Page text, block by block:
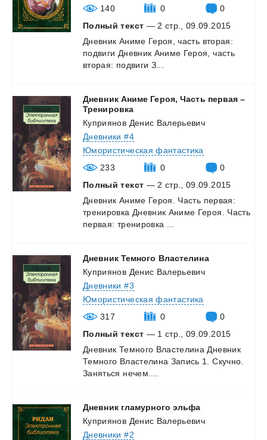
140
0
0
Полный текст — 2 стр., 09.09.2015
Дневник Аниме Героя, часть вторая:
подвиги Дневник Аниме Героя,
часть
вторая: подвиги З...
Дневник Аниме Героя, Часть первая –
Тренировка
Куприянов Денис Валерьевич
Дневники #4
Юмористическая фантастика
233
0
0
Полный текст — 2 стр., 09.09.2015
Дневник Аниме Героя. Часть первая:
тренировка Дневник Аниме Героя.
Часть
первая: тренировка
Дневник Темного Властелина
Куприянов Денис Валерьевич
Дневники #3
Юмористическая фантастика
317
0
0
Полный текст — 1 стр., 09.09.2015
Дневник Темного Властелина Дневник
Темного Властелина Запись 1.
Скучно.
Заняться нечем....
Дневник гламурного эльфа
Куприянов Денис Валерьевич
Дневники #2